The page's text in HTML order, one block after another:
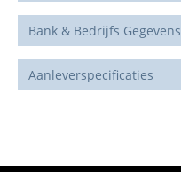
Bank & Bedrijfs Gegevens
Aanleverspecificaties